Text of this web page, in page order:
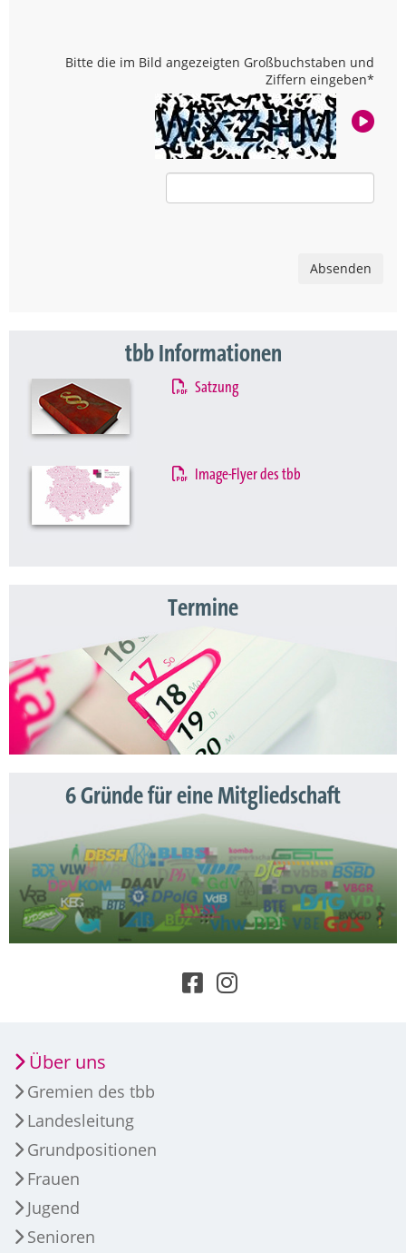
Bitte die im Bild angezeigten Großbuchstaben und
Ziffern eingeben*
Absenden
tbb Informationen
Satzung
Image-Flyer des tbb
Termine
6 Gründe für eine Mitgliedschaft
Über uns
Gremien des tbb
Landesleitung
Grundpositionen
Frauen
Jugend
Senioren